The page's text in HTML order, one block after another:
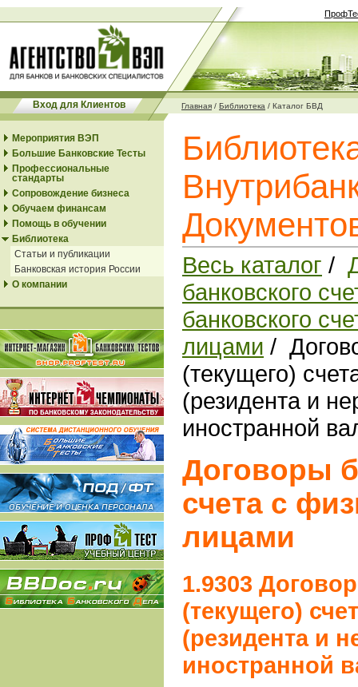
Вход для Клиентов Главная / Библиотека / Каталог БВД
Мероприятия ВЭП
Большие Банковские Тесты
Профессиональные
стандарты
Сопровождение бизнеса
Обучаем финансам
Помощь в обучении
Библиотека
Статьи и публикации
Банковская история России
О компании
Весь каталог /
банковского
банковского
лицами /
(текущего)
(резидента и
иностранной
Договоры
счета с
лицами
1.9303
(текущего)
(резидента и
иностранной